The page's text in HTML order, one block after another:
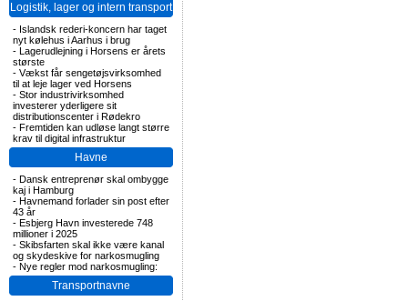
Logistik, lager og intern transport
- Islandsk rederi-koncern har taget
nyt kølehus i Aarhus i brug
- Lagerudlejning i Horsens er årets
største
- Vækst får sengetøjsvirksomhed
til at leje lager ved Horsens
- Stor industrivirksomhed
investerer yderligere sit
distributionscenter i Rødekro
- Fremtiden kan udløse langt større
krav til digital infrastruktur
Havne
- Dansk entreprenør skal ombygge
kaj i Hamburg
- Havnemand forlader sin post efter
43 år
- Esbjerg Havn investerede 748
millioner i 2025
- Skibsfarten skal ikke være kanal
og skydeskive for narkosmugling
- Nye regler mod narkosmugling:
Transportnavne